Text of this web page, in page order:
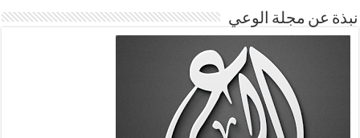
نبذة عن مجلة الوعي